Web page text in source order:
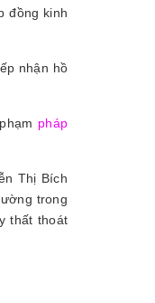
đồng kinh
nhận hồ
pháp
Thị Bích
trong
thất thoát